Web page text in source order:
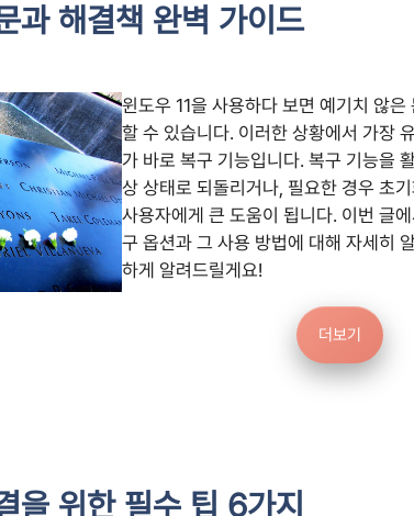
과 해결책 완벽 가이드
윈도우 11을 사용하다 보면 예기치 않은
할 수 있습니다. 이러한 상황에서 가장
가 바로 복구 기능입니다. 복구 기능을
상 상태로 되돌리거나, 필요한 경우 초
사용자에게 큰 도움이 됩니다. 이번 글
구 옵션과 그 사용 방법에 대해 자세히
하게 알려드릴게요!
더보기
을 위한 필수 팁 6가지